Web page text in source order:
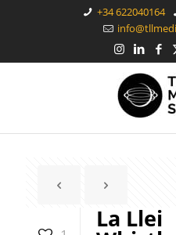
+34 622040164
La Llei